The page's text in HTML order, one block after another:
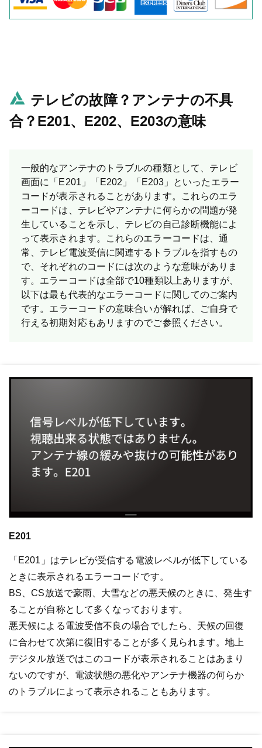
テレビの故障？アンテナの不具
合？E201、E202、E203の意味
一般的なアンテナのトラブルの種類として、テレビ
画面に「E201」「E202」「E203」といったエラー
コードが表示されることがあります。これらのエラ
ーコードは、テレビやアンテナに何らかの問題が発
生していることを示し、テレビの自己診断機能によ
って表示されます。これらのエラーコードは、通
常、テレビ電波受信に関連するトラブルを指すもの
で、それぞれのコードには次のような意味がありま
す。エラーコードは全部で10種類以上ありますが、
以下は最も代表的なエラーコードに関してのご案内
です。 エラーコードの意味合いが解れば、ご自身で
行える初期対応もあリますのでご参照ください。
E201
「E201」はテレビが受信する電波レベルが低下している
ときに表示されるエラーコードです。
BS、CS放送で豪雨、大雪などの悪天候のときに、発生す
ることが自称として多くなっております。
悪天候による電波受信不良の場合でしたら、天候の回復
に合わせて次第に復旧することが多く見られます。地上
デジタル放送ではこのコードが表示されることはあまり
ないのですが、電波状態の悪化やアンテナ機器の何らか
のトラブルによって表示されることもあります。